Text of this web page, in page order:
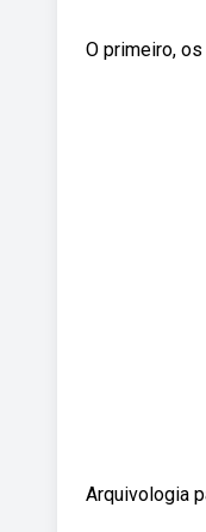
O primeiro,
Arquivologia